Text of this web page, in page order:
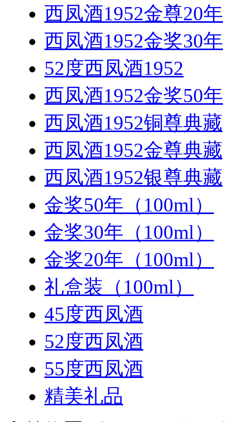
西凤酒1952金尊20年
西凤酒1952金奖30年
52度西凤酒1952
西凤酒1952金奖50年
西凤酒1952铜尊典藏
西凤酒1952金尊典藏
西凤酒1952银尊典藏
金奖50年（100ml）
金奖30年（100ml）
金奖20年（100ml）
礼盒装（100ml）
45度西凤酒
52度西凤酒
55度西凤酒
精美礼品